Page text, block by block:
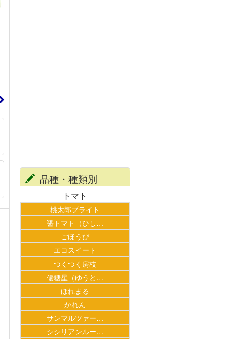
品種・種類別
トマト
桃太郎ブライト
醤トマト（ひし…
ごほうび
エコスイート
つくつく房枝
優糖星（ゆうと…
ほれまる
かれん
サンマルツァー…
シシリアンルー…